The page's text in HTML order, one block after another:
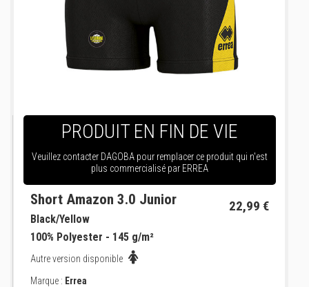
PRODUIT EN FIN DE VIE
Veuillez contacter DAGOBA pour remplacer ce produit qui n'est
plus commercialisé par ERREA
Short Amazon 3.0 Junior 22,99 €
Black/Yellow
100% Polyester - 145 g/m²
Autre version disponible
Marque : Errea